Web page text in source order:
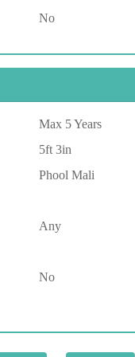
No
Max 5 Years
5ft 3in
Phool Mali
Any
No